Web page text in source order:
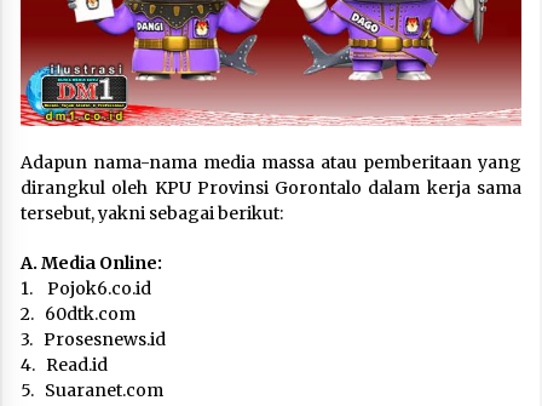
Adapun nama-nama media massa atau pemberitaan yang
dirangkul oleh KPU Provinsi Gorontalo dalam kerja sama
tersebut, yakni sebagai berikut:
A. Media Online:
1. Pojok6.co.id
2. 60dtk.com
3. Prosesnews.id
4. Read.id
5. Suaranet.com